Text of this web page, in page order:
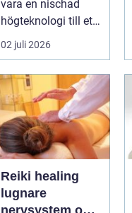
vara en nischad
högteknologi till ett
praktiskt verktyg
fö...
02 juli 2026
Reiki healing
lugnare
nervsystem och